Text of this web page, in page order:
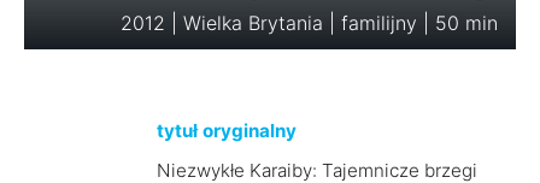
2012 | Wielka Brytania | familijny | 50 min
tytuł oryginalny
Niezwykłe Karaiby: Tajemnicze brzegi